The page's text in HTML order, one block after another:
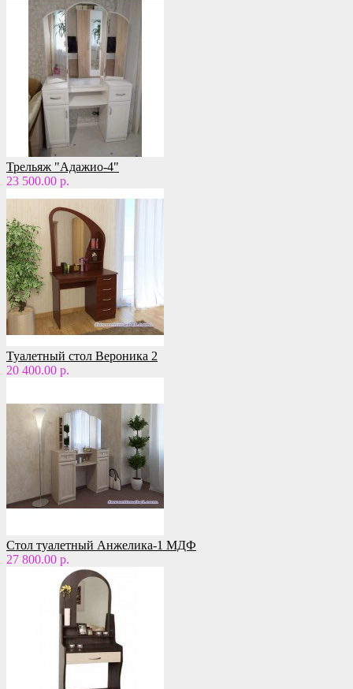
Трельяж "Адажио-4"
23 500.00 р.
Туалетный стол Вероника 2
20 400.00 р.
Стол туалетный Анжелика-1 МДФ
27 800.00 р.